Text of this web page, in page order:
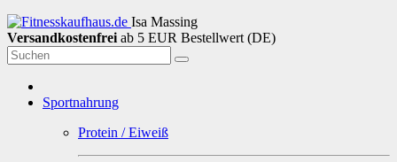
Isa Massing
Versandkostenfrei ab 5 EUR Bestellwert (DE)
Sportnahrung
Protein / Eiweiß